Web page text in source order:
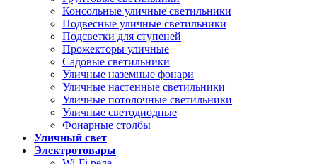
Консольные уличные светильники
Подвесные уличные светильники
Подсветки для ступеней
Прожекторы уличные
Садовые светильники
Уличные наземные фонари
Уличные настенные светильники
Уличные потолочные светильники
Уличные светодиодные
Фонарные столбы
Уличный свет
Электротовары